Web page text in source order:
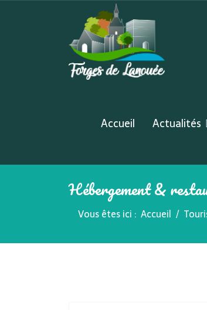
Accueil Actualités
Hébergement &
Vous êtes ici : Accueil